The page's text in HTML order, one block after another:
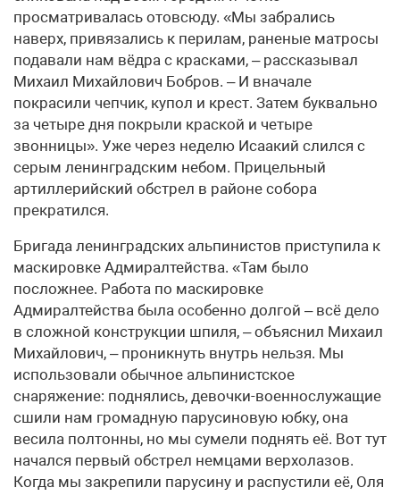
просматривалась отовсюду. «Мы забрались
наверх, привязались к перилам, раненые матросы
подавали нам вёдра с красками, – рассказывал
Михаил Михайлович Бобров. – И вначале
покрасили чепчик, купол и крест. Затем буквально
за четыре дня покрыли краской и четыре
звонницы». Уже через неделю Исаакий слился с
серым ленинградским небом. Прицельный
артиллерийский обстрел в районе собора
прекратился.
Бригада ленинградских альпинистов приступила к
маскировке Адмиралтейства. «Там было
посложнее. Работа по маскировке
Адмиралтейства была особенно долгой – всё дело
в сложной конструкции шпиля, – объяснил Михаил
Михайлович, – проникнуть внутрь нельзя. Мы
использовали обычное альпинистское
снаряжение: поднялись, девочки-военнослужащие
сшили нам громадную парусиновую юбку, она
весила полтонны, но мы сумели поднять её. Вот тут
начался первый обстрел немцами верхолазов.
Когда мы закрепили парусину и распустили её, Оля